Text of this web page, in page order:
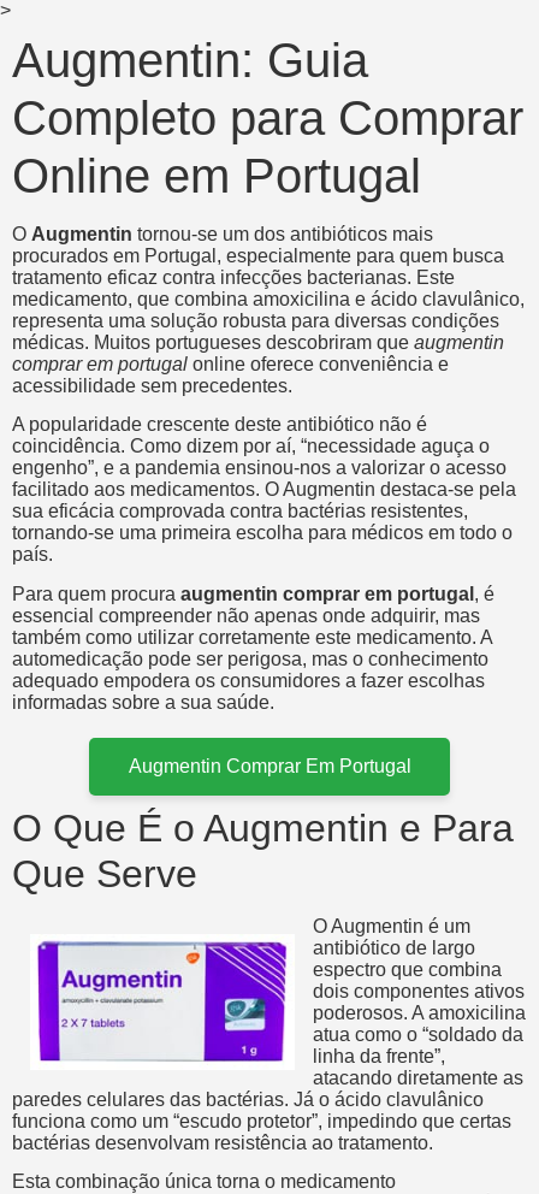
>
Augmentin: Guia
Completo para Comprar
Online em Portugal
O Augmentin tornou-se um dos antibióticos mais
procurados em Portugal, especialmente para quem busca
tratamento eficaz contra infecções bacterianas. Este
medicamento, que combina amoxicilina e ácido clavulânico,
representa uma solução robusta para diversas condições
médicas. Muitos portugueses descobriram que augmentin
comprar em portugal online oferece conveniência e
acessibilidade sem precedentes.
A popularidade crescente deste antibiótico não é
coincidência. Como dizem por aí, “necessidade aguça o
engenho”, e a pandemia ensinou-nos a valorizar o acesso
facilitado aos medicamentos. O Augmentin destaca-se pela
sua eficácia comprovada contra bactérias resistentes,
tornando-se uma primeira escolha para médicos em todo o
país.
Para quem procura augmentin comprar em portugal , é
essencial compreender não apenas onde adquirir, mas
também como utilizar corretamente este medicamento. A
automedicação pode ser perigosa, mas o conhecimento
adequado empodera os consumidores a fazer escolhas
informadas sobre a sua saúde.
Augmentin Comprar Em Portugal
O Que É o Augmentin e Para
Que Serve
O Augmentin é um
antibiótico de largo
espectro que combina
dois componentes ativos
poderosos. A amoxicilina
atua como o “soldado da
linha da frente”,
atacando diretamente as
paredes celulares das bactérias. Já o ácido clavulânico
funciona como um “escudo protetor”, impedindo que certas
bactérias desenvolvam resistência ao tratamento.
Esta combinação única torna o medicamento